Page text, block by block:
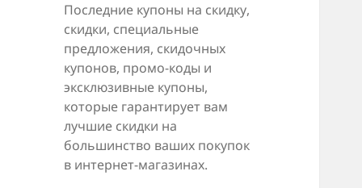
Последние купоны на скидку,
скидки, специальные
предложения, скидочных
купонов, промо-коды и
эксклюзивные купоны,
которые гарантирует вам
лучшие скидки на
большинство ваших покупок
в интернет-магазинах.